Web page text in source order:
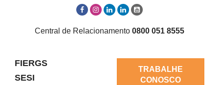
Central de Relacionamento 0800 051 8555
FIERGS
SESI
TRABALHE
CONOSCO